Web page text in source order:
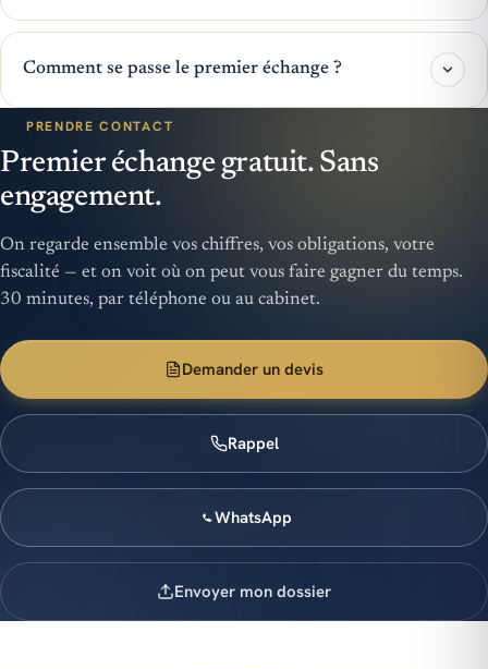
Comment se passe le premier échange ?
PRENDRE CONTACT
Premier échange gratuit. Sans
engagement.
On regarde ensemble vos chiffres, vos obligations, votre
fiscalité — et on voit où on peut vous faire gagner du temps.
30 minutes, par téléphone ou au cabinet.
Demander un devis
Rappel
WhatsApp
Envoyer mon dossier